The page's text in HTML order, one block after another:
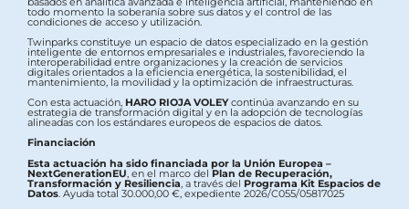
todo momento la soberanía sobre sus datos y el control de las
condiciones de acceso y utilización.
Twinparks constituye un espacio de datos especializado en la gestión
inteligente de entornos empresariales e industriales, favoreciendo la
interoperabilidad entre organizaciones y la creación de servicios
digitales orientados a la eficiencia energética, la sostenibilidad, el
mantenimiento, la movilidad y la optimización de infraestructuras.
Con esta actuación, HARO RIOJA VOLEYcontinúa avanzando en su
estrategia de transformación digital y en la adopción de tecnologías
alineadas con los estándares europeos de espacios de datos.
Financiación
Esta actuación ha sido financiada por la Unión Europea –
NextGenerationEU , en el marco delPlan de Recuperación,
Transformación y Resiliencia , a través del Programa Kit Espacios de
Datos . Ayuda total 30.000,00 €, expediente 2026/C055/05817025